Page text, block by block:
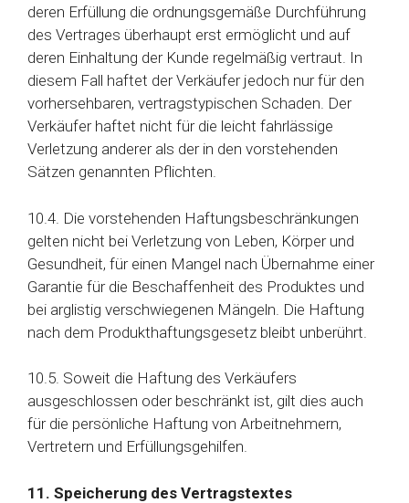
deren Erfüllung die ordnungsgemäße Durchführung
des Vertrages überhaupt erst ermöglicht und auf
deren Einhaltung der Kunde regelmäßig vertraut. In
diesem Fall haftet der Verkäufer jedoch nur für den
vorhersehbaren, vertragstypischen Schaden. Der
Verkäufer haftet nicht für die leicht fahrlässige
Verletzung anderer als der in den vorstehenden
Sätzen genannten Pflichten.
10.4. Die vorstehenden Haftungsbeschränkungen
gelten nicht bei Verletzung von Leben, Körper und
Gesundheit, für einen Mangel nach Übernahme einer
Garantie für die Beschaffenheit des Produktes und
bei arglistig verschwiegenen Mängeln. Die Haftung
nach dem Produkthaftungsgesetz bleibt unberührt.
10.5. Soweit die Haftung des Verkäufers
ausgeschlossen oder beschränkt ist, gilt dies auch
für die persönliche Haftung von Arbeitnehmern,
Vertretern und Erfüllungsgehilfen.
11. Speicherung des Vertragstextes